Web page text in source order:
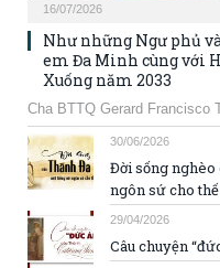
16/07/2026
Như những Ngư phủ
em Đa Minh cùng với
Xuống năm 2033
Cha BTTQ Gerard Francisco
30/06/2026
Đời sống
ngôn sứ cho
29/04/2026
Câu chuyện